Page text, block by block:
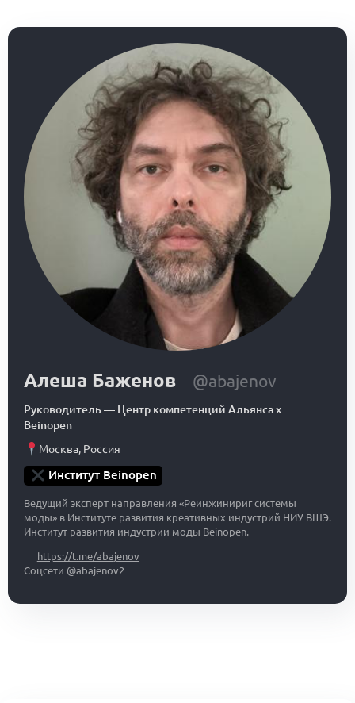
Алеша Баженов @abajenov
Руководитель— Центр компетенций Альянса x
Beinopen
Москва, Россия
Институт Beinopen
Ведущий эксперт направления «Реинжинириг системы
моды» в Институте развития креативных индустрий НИУ ВШЭ.
Институт развития индустрии моды Beinopen.
https://t.me/abajenov
Соцсети @abajenov2